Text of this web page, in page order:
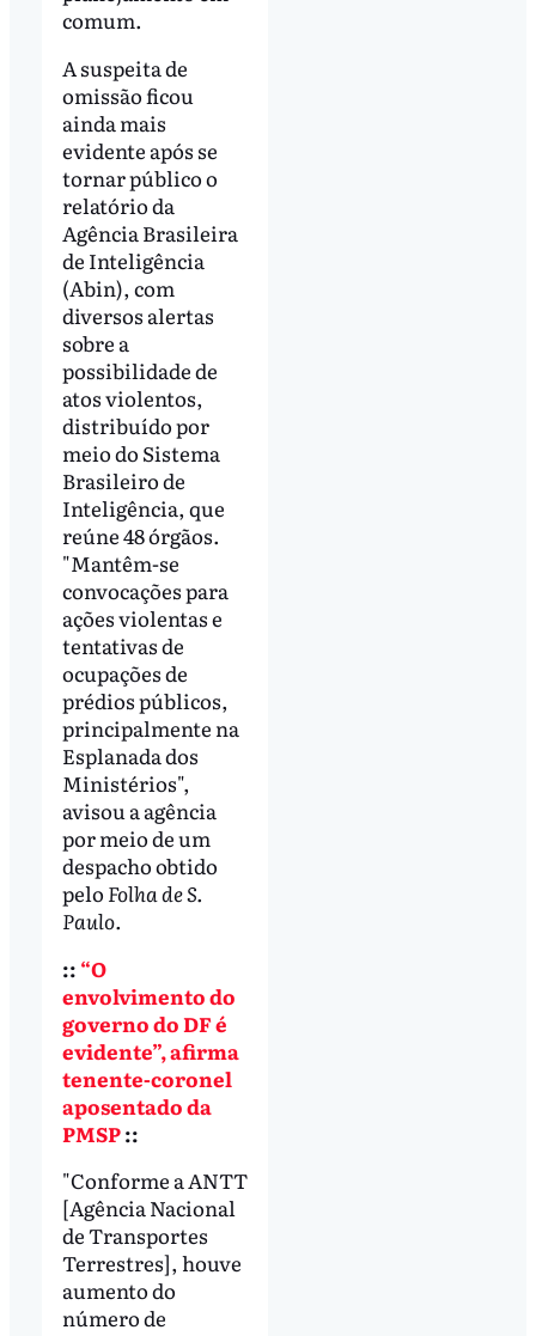
comum.
A suspeita de
omissão ficou
ainda mais
evidente após se
tornar público o
relatório da
Agência Brasileira
de Inteligência
(Abin), com
diversos alertas
sobre a
possibilidade de
atos violentos,
distribuído por
meio do Sistema
Brasileiro de
Inteligência, que
reúne 48 órgãos.
"Mantêm-se
convocações para
ações violentas e
tentativas de
ocupações de
prédios públicos,
principalmente na
Esplanada dos
Ministérios",
avisou a agência
por meio de um
despacho obtido
pelo Folha de S.
Paulo.
:: “O
envolvimento do
governo do DF é
evidente”, afirma
tenente-coronel
aposentado da
PMSP::
"Conforme a ANTT
[Agência Nacional
de Transportes
Terrestres], houve
aumento do
número de